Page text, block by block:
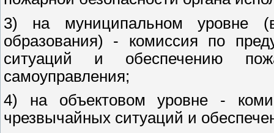
3) на муниципальном уровне (в
образования) - комиссия по
ситуаций и обеспечению
самоуправления;
4) на объектовом уровне -
чрезвычайных ситуаций и